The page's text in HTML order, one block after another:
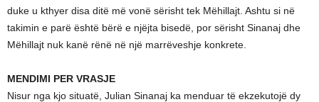
duke u kthyer disa ditë më vonë sërisht tek Mëhillajt. Ashtu si në
takimin e parë është bërë e njëjta bisedë, por sërisht Sinanaj dhe
Mëhillajt nuk kanë rënë në një marrëveshje konkrete.
MENDIMI PER VRASJE
Nisur nga kjo situatë, Julian Sinanaj ka menduar të ekzekutojë dy